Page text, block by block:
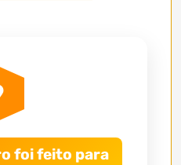
foi feito para